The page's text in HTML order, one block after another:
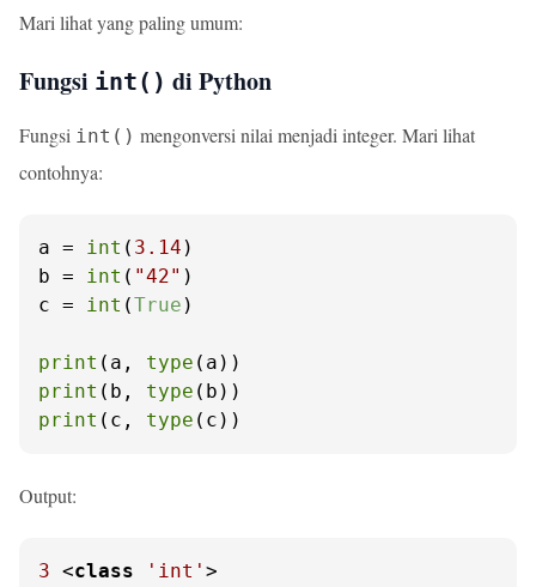
Mari lihat yang paling umum:
Fungsi int() di Python
Fungsi int() mengonversi nilai menjadi integer. Mari lihat
contohnya:
a = int ( 3.14 )
b = int ( "42" )
c = int (True )
print (a, type
print (b, type
print (c, type (c))
Output:
3 <class 'int'